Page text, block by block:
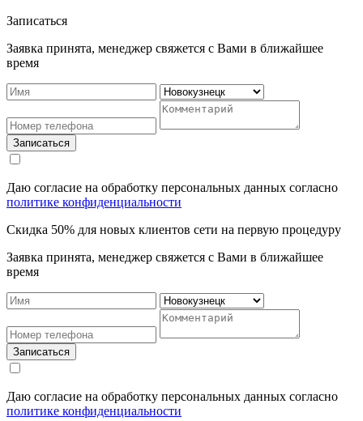
Записаться
Заявка принята, менеджер свяжется с Вами в ближайшее
время
Записаться
Даю согласие на обработку персональных данных согласно
политике конфиденциальности
Скидка 50% для новых клиентов сети на первую процедуру
Заявка принята, менеджер свяжется с Вами в ближайшее
время
Записаться
Даю согласие на обработку персональных данных согласно
политике конфиденциальности